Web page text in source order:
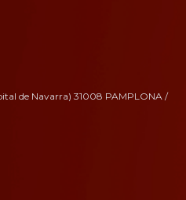
de Navarra) 31008 PAMPLONA /